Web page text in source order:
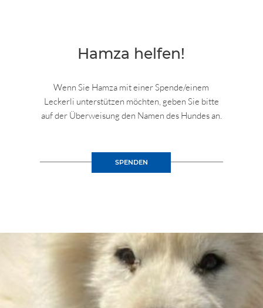
Hamza helfen!
Wenn Sie Hamza mit einer Spende/einem
Leckerli unterstützen möchten, geben Sie bitte
auf der Überweisung den Namen des Hundes an.
SPENDEN